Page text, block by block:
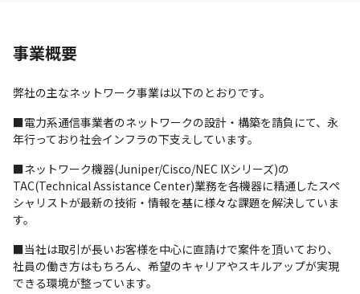
事業概要
弊社の主なネットワーク事業は以下のとおりです。
■電力系通信事業者のネットワークの設計・構築を請負にて、永
年行っており社会インフラの下支えしています。
■ネットワーク機器(Juniper/Cisco/NEC IXシリーズ)の
TAC(Technical Assistance Center)業務を各機器に精通したスペ
シャリストが最新の技術・情報を基に様々な課題を解決していま
す。
■当社は取引が長いお客様を中心に直請けで案件を頂いており、
社員の働き方はもちろん、希望のキャリアやスキルアップが実現
できる環境が整っています。